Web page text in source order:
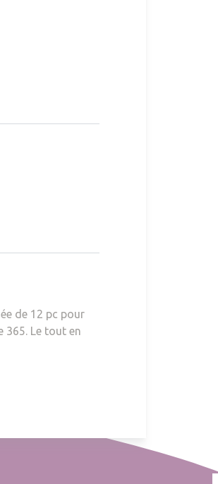
de 12 pc pour
365. Le tout en